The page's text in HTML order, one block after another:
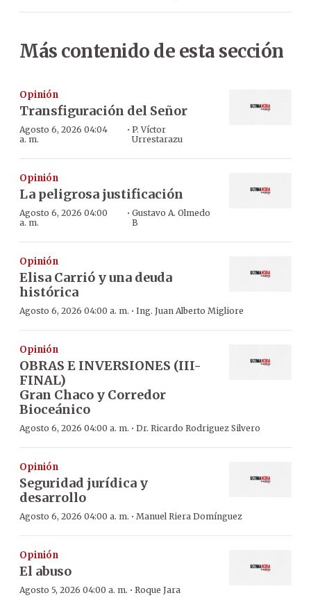
Más contenido de esta sección
Opinión
Transfiguración del Señor
Agosto 6, 2026 04:04
a. m.
· P. Víctor
Urrestarazu
Opinión
La peligrosa justificación
Agosto 6, 2026 04:00
a. m.
· Gustavo A. Olmedo
B
Opinión
Elisa Carrió y una deuda
histórica
Agosto 6, 2026 04:00 a. m. · Ing. Juan Alberto Migliore
Opinión
OBRAS E INVERSIONES (III-
FINAL)
Gran Chaco y Corredor
Bioceánico
Agosto 6, 2026 04:00 a. m. · Dr. Ricardo Rodriguez Silvero
Opinión
Seguridad jurídica y
desarrollo
Agosto 6, 2026 04:00 a. m. · Manuel Riera Domínguez
Opinión
El abuso
Agosto 5, 2026 04:00 a. m. · Roque Jara